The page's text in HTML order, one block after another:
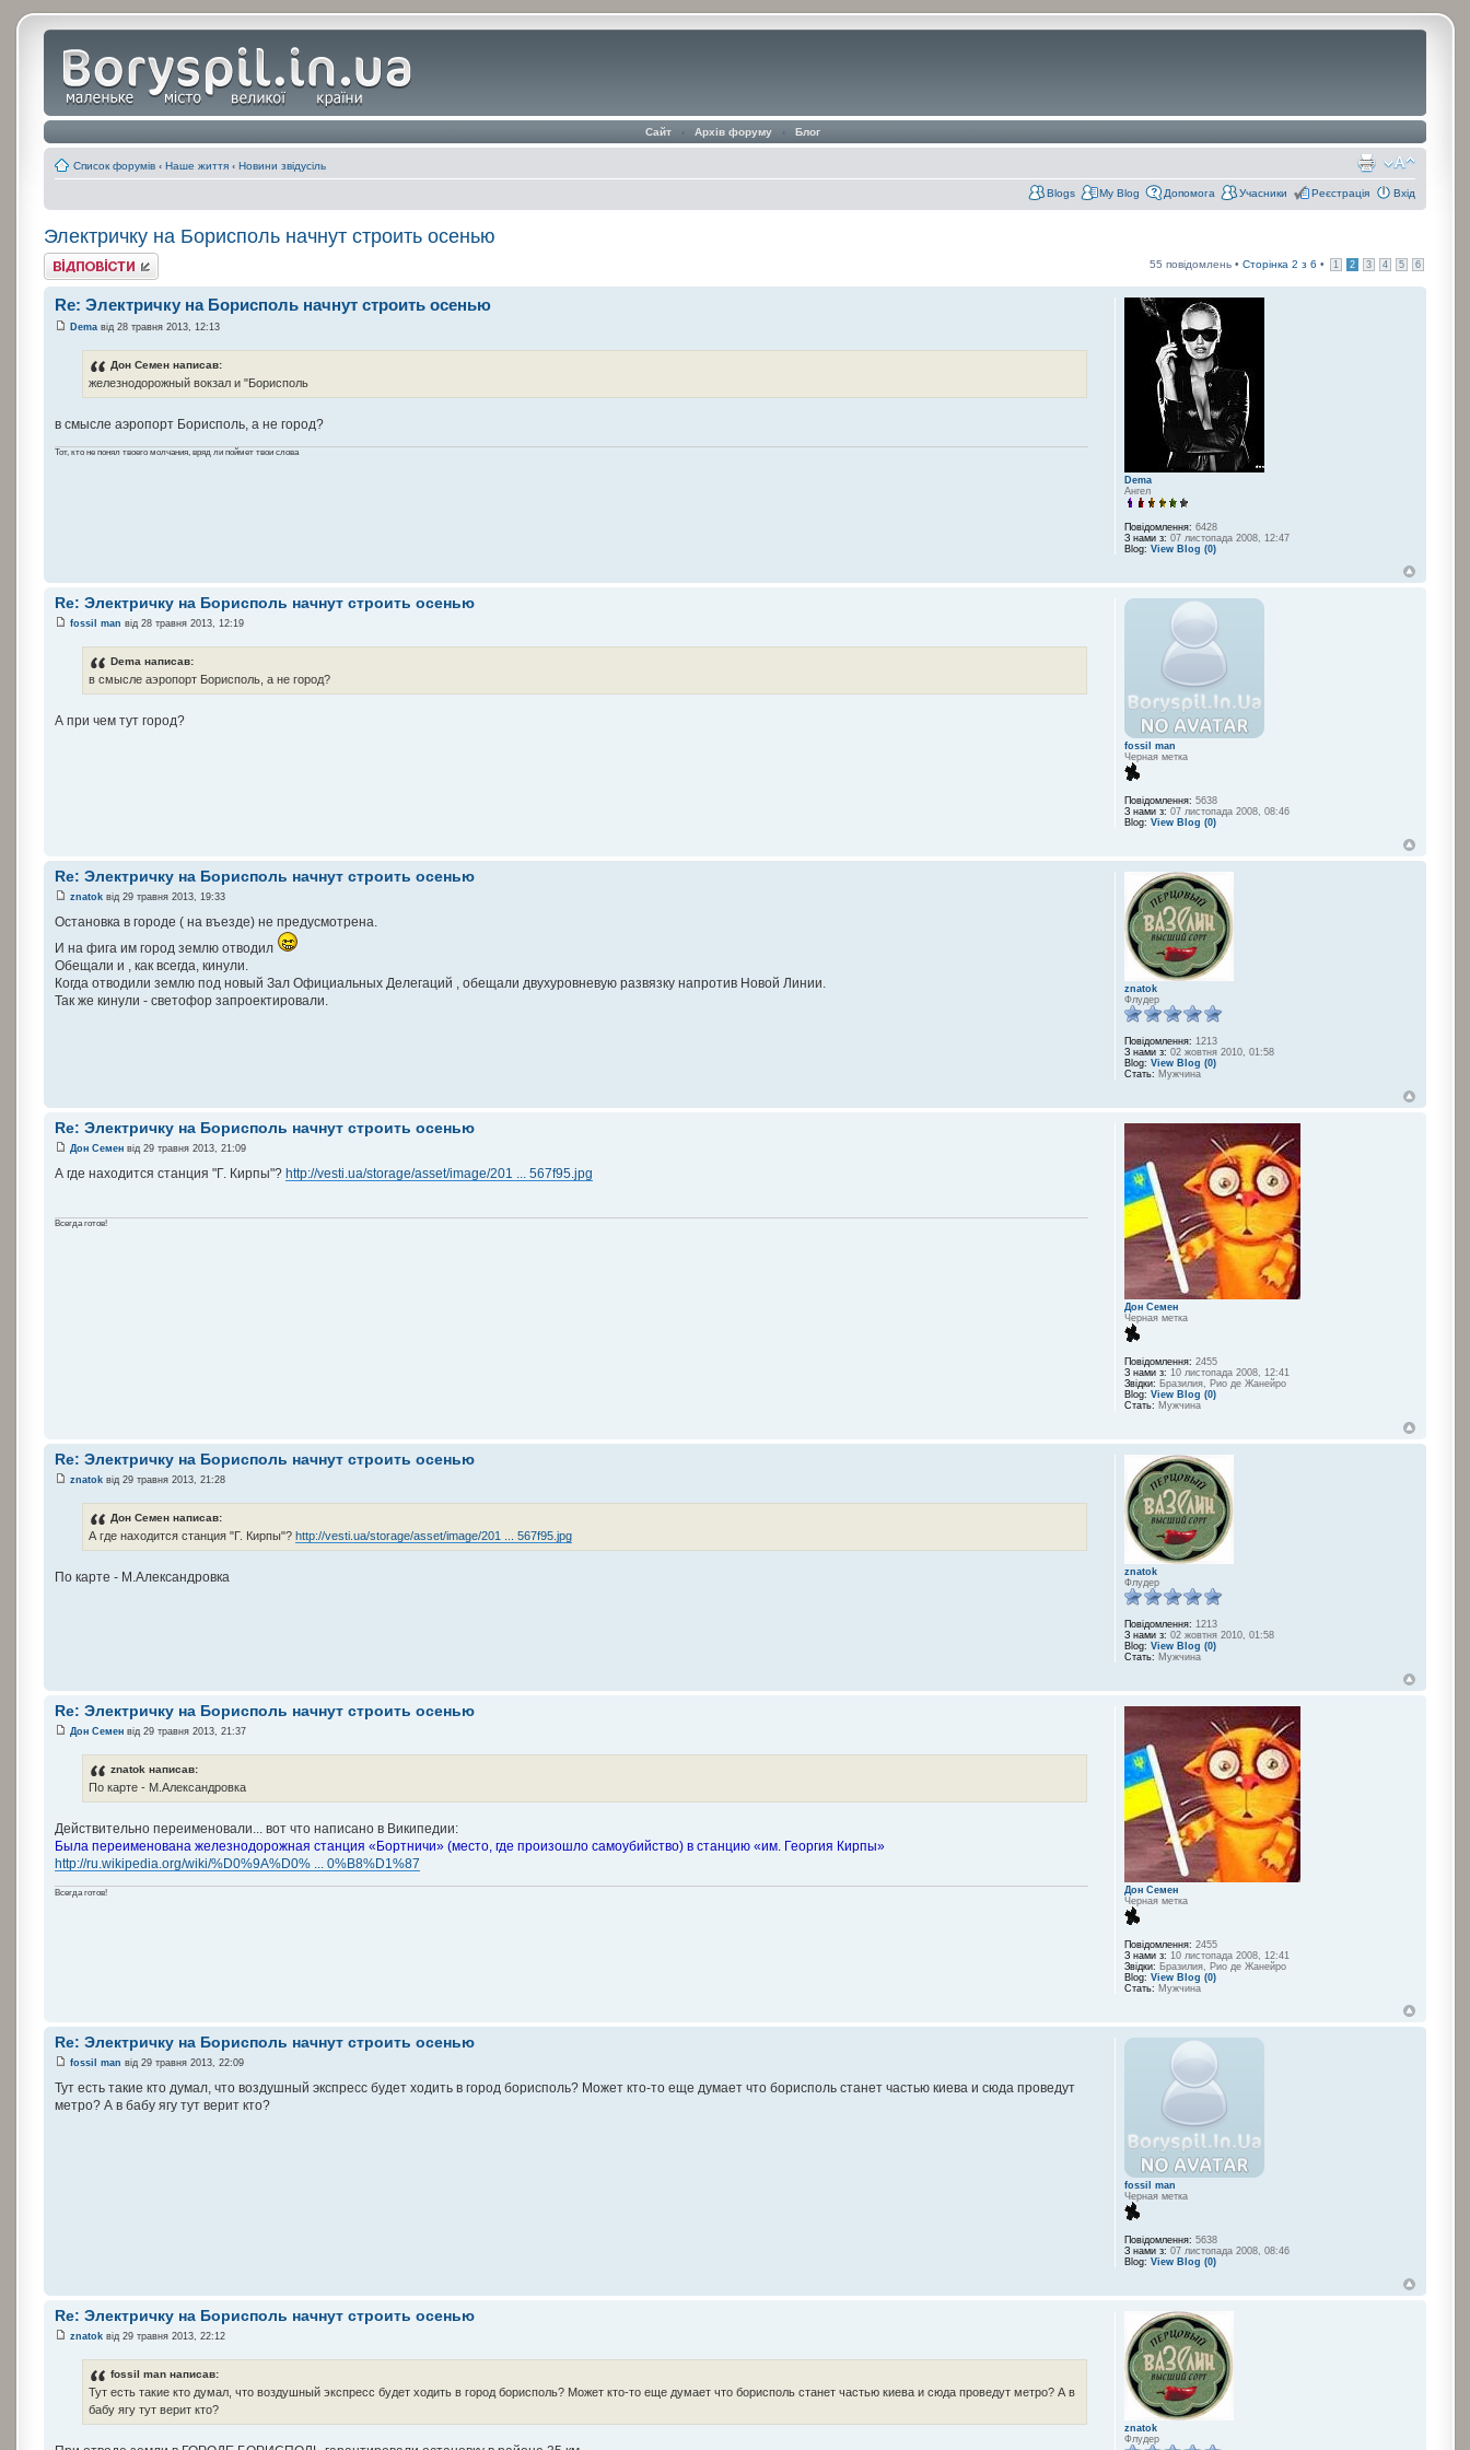
Сайт ‹ Архів форуму ‹ Блог
Список форумів ‹ Наше життя ‹ Новини звідусіль
Blogs My Blog Допомога Учасники Реєстрація Вхід
Электричку на Борисполь начнут строить осенью
Відповісти 55 повідомлень • Сторінка 2 з 6 • 1 2 3 4 5 6
Re: Электричку на Борисполь начнут строить осенью
Dema від 28 травня 2013, 12:13
Дон Семен написав:
железнодорожный вокзал и "Борисполь
в смысле аэропорт Борисполь, а не город?
Тот, кто не понял твоего молчания, вряд ли поймет твои слова
Dema
Ангел
Повідомлення: 6428
З нами з: 07 листопада 2008, 12:47
Blog: View Blog (0)
Re: Электричку на Борисполь начнут строить осенью
fossil man від 28 травня 2013, 12:19
Dema написав:
в смысле аэропорт Борисполь, а не город?
А при чем тут город?
fossil man
Черная метка
Повідомлення: 5638
З нами з: 07 листопада 2008, 08:46
Blog: View Blog (0)
Re: Электричку на Борисполь начнут строить осенью
znatok від 29 травня 2013, 19:33
Остановка в городе ( на въезде) не предусмотрена.
И на фига им город землю отводил
Обещали и , как всегда, кинули.
Когда отводили землю под новый Зал Официальных Делегаций , обещали двухуровневую развязку напротив Новой Линии.
Так же кинули - светофор запроектировали.
znatok
Флудер
Повідомлення: 1213
З нами з: 02 жовтня 2010, 01:58
Blog: View Blog (0)
Стать: Мужчина
Re: Электричку на Борисполь начнут строить осенью
Дон Семен від 29 травня 2013, 21:09
А где находится станция "Г. Кирпы"? http://vesti.ua/storage/asset/image/201 ... 567f95.jpg
Всегда готов!
Дон Семен
Черная метка
Повідомлення: 2455
З нами з: 10 листопада 2008, 12:41
Звідки: Бразилия, Рио де Жанейро
Blog: View Blog (0)
Стать: Мужчина
Re: Электричку на Борисполь начнут строить осенью
znatok від 29 травня 2013, 21:28
Дон Семен написав:
А где находится станция "Г. Кирпы"?http://vesti.ua/storage/asset/image/201 ... 567f95.jpg
По карте - М.Александровка
znatok
Флудер
Повідомлення: 1213
З нами з: 02 жовтня 2010, 01:58
Blog: View Blog (0)
Стать: Мужчина
Re: Электричку на Борисполь начнут строить осенью
Дон Семен від 29 травня 2013, 21:37
znatok написав:
По карте - М.Александровка
Действительно переименовали... вот что написано в Википедии:
Была переименована железнодорожная станция «Бортничи» (место, где произошло самоубийство) в станцию «им. Георгия Кирпы»
http://ru.wikipedia.org/wiki/%D0%9A%D0% ... 0%B8%D1%87
Всегда готов!
Дон Семен
Черная метка
Повідомлення: 2455
З нами з: 10 листопада 2008, 12:41
Звідки: Бразилия, Рио де Жанейро
Blog: View Blog (0)
Стать: Мужчина
Re: Электричку на Борисполь начнут строить осенью
fossil man від 29 травня 2013, 22:09
Тут есть такие кто думал, что воздушный экспресс будет ходить в город борисполь? Может кто-то еще думает что борисполь станет частью киева и сюда проведут
метро? А в бабу ягу тут верит кто?
fossil man
Черная метка
Повідомлення: 5638
З нами з: 07 листопада 2008, 08:46
Blog: View Blog (0)
Re: Электричку на Борисполь начнут строить осенью
znatok від 29 травня 2013, 22:12
fossil man написав:
Тут есть такие кто думал, что воздушный экспресс будет ходить в город борисполь? Может кто-то еще думает что борисполь станет частью киева и сюда проведут метро? А в
бабу ягу тут верит кто?
znatok
Флудер